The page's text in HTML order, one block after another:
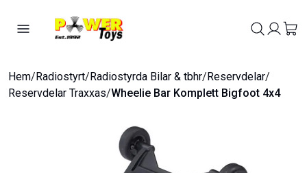
Hem/Radiostyrt/Radiostyrda Bilar & tbhr/Reservdelar/
Reservdelar Traxxas/Wheelie Bar Komplett Bigfoot 4x4